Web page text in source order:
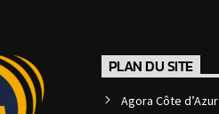
PLAN DU SITE
Agora Côte d’Azur